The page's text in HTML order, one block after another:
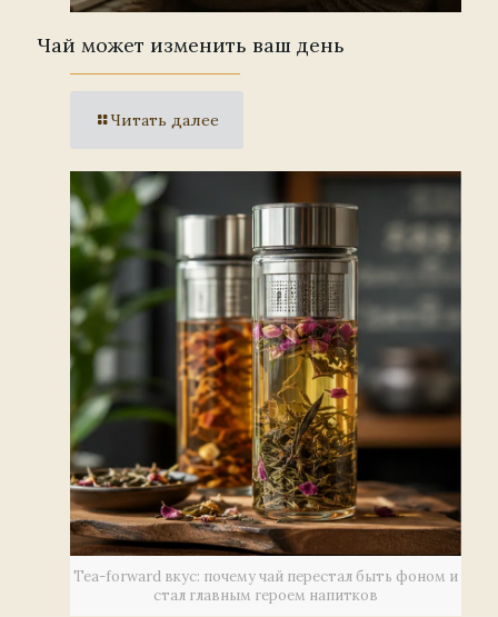
Чай может изменить ваш день
Читать далее
Tea-forward вкус: почему чай перестал быть фоном и
стал главным героем напитков